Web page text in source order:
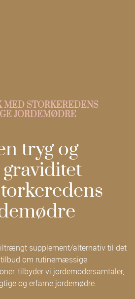
MED STORKEREDENS
JORDEMØDRE
tryg og
graviditet
supplement/alternativ til det
om rutinemæssige
tilbyder vi jordemodersamtaler,
og erfarne jordemødre.